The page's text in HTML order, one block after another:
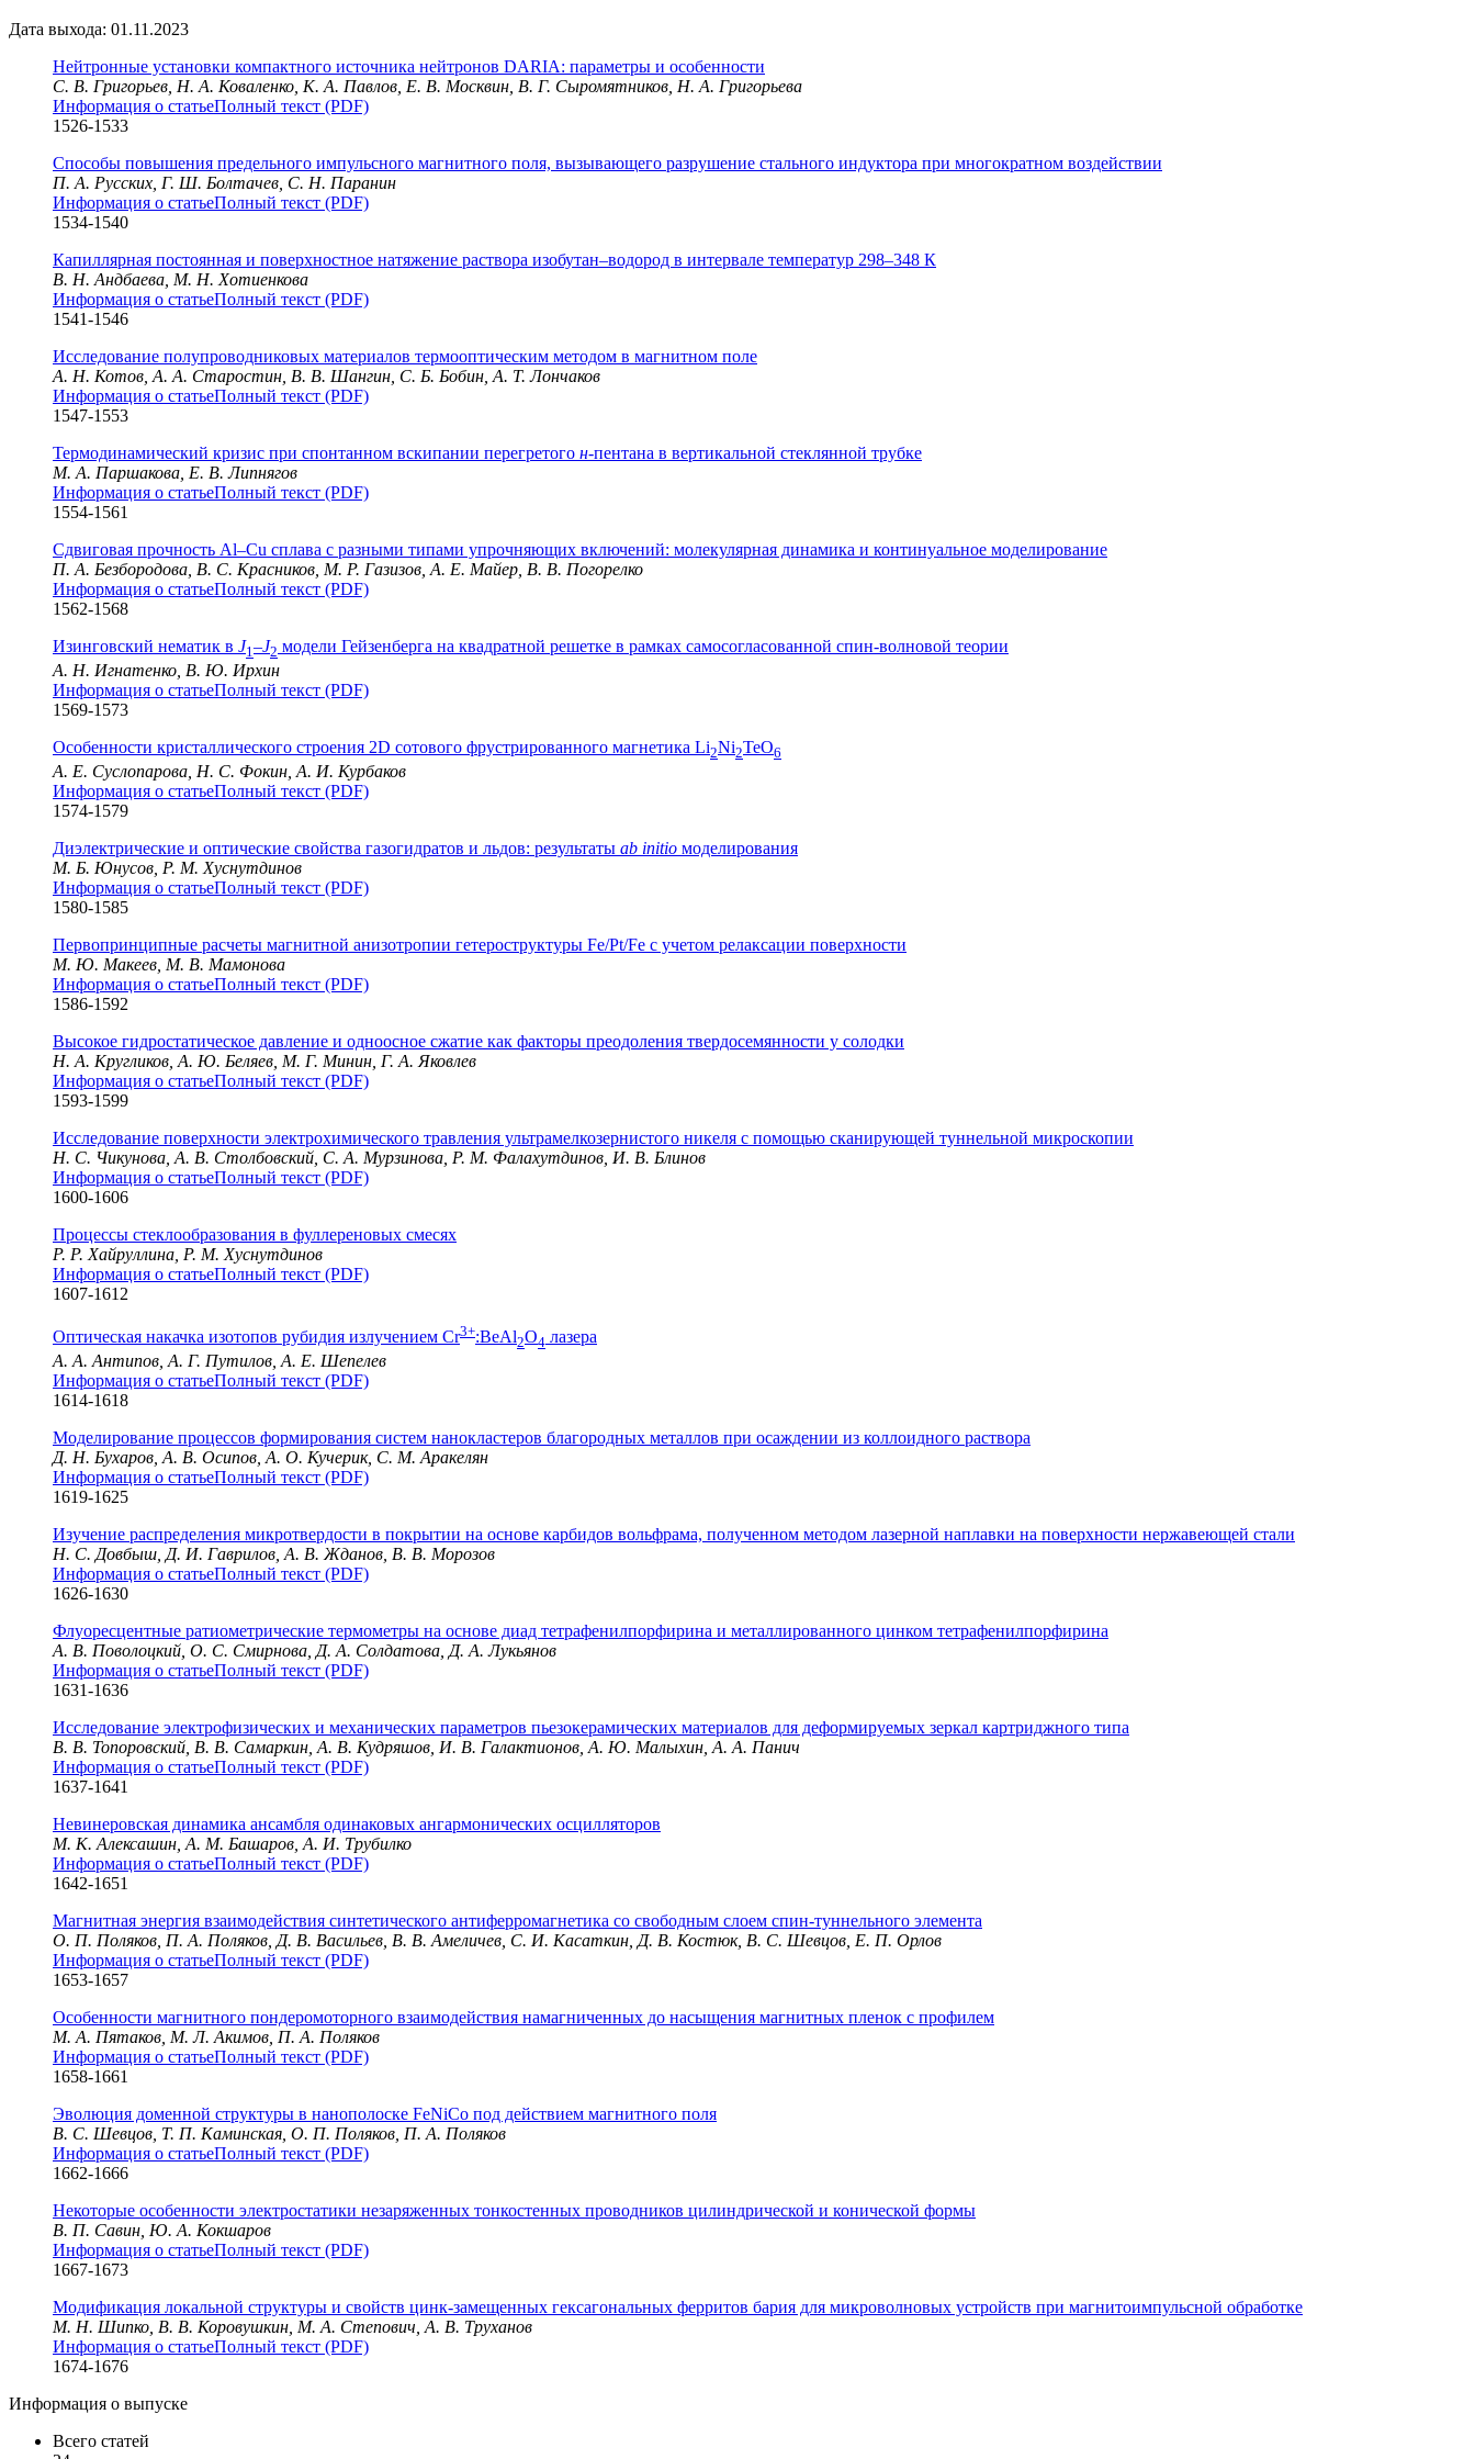
Дата выхода: 01.11.2023
Нейтронные установки компактного источника нейтронов DARIA: параметры и особенности
С. В. Григорьев, Н. А. Коваленко, К. А. Павлов, Е. В. Москвин, В. Г. Сыромятников, Н. А. Григорьева
Информация о статьеПолный текст (PDF)
1526-1533
Способы повышения предельного импульсного магнитного поля, вызывающего разрушение стального индуктора при многократном воздействии
П. А. Русских, Г. Ш. Болтачев, С. Н. Паранин
Информация о статьеПолный текст (PDF)
1534-1540
Капиллярная постоянная и поверхностное натяжение раствора изобутан–водород в интервале температур 298–348 К
В. Н. Андбаева, М. Н. Хотиенкова
Информация о статьеПолный текст (PDF)
1541-1546
Исследование полупроводниковых материалов термооптическим методом в магнитном поле
А. Н. Котов, А. А. Старостин, В. В. Шангин, С. Б. Бобин, А. Т. Лончаков
Информация о статьеПолный текст (PDF)
1547-1553
Термодинамический кризис при спонтанном вскипании перегретого н-пентана в вертикальной стеклянной трубке
М. А. Паршакова, Е. В. Липнягов
Информация о статьеПолный текст (PDF)
1554-1561
Сдвиговая прочность Al–Cu сплава с разными типами упрочняющих включений: молекулярная динамика и континуальное моделирование
П. А. Безбородова, В. С. Красников, М. Р. Газизов, А. Е. Майер, В. В. Погорелко
Информация о статьеПолный текст (PDF)
1562-1568
Изинговский нематик в J1–J2 модели Гейзенберга на квадратной решетке в рамках самосогласованной спин-волновой теории
А. Н. Игнатенко, В. Ю. Ирхин
Информация о статьеПолный текст (PDF)
1569-1573
Особенности кристаллического строения 2D сотового фрустрированного магнетика Li2Ni2TeO6
А. Е. Суслопарова, Н. С. Фокин, А. И. Курбаков
Информация о статьеПолный текст (PDF)
1574-1579
Диэлектрические и оптические свойства газогидратов и льдов: результаты ab initio моделирования
М. Б. Юнусов, Р. М. Хуснутдинов
Информация о статьеПолный текст (PDF)
1580-1585
Первопринципные расчеты магнитной анизотропии гетероструктуры Fe/Pt/Fe с учетом релаксации поверхности
М. Ю. Макеев, М. В. Мамонова
Информация о статьеПолный текст (PDF)
1586-1592
Высокое гидростатическое давление и одноосное сжатие как факторы преодоления твердосемянности у солодки
Н. А. Кругликов, А. Ю. Беляев, М. Г. Минин, Г. А. Яковлев
Информация о статьеПолный текст (PDF)
1593-1599
Исследование поверхности электрохимического травления ультрамелкозернистого никеля с помощью сканирующей туннельной микроскопии
Н. С. Чикунова, А. В. Столбовский, С. А. Мурзинова, Р. М. Фалахутдинов, И. В. Блинов
Информация о статьеПолный текст (PDF)
1600-1606
Процессы стеклообразования в фуллереновых смесях
Р. Р. Хайруллина, Р. М. Хуснутдинов
Информация о статьеПолный текст (PDF)
1607-1612
Оптическая накачка изотопов рубидия излучением Cr3+:BeAl2O4 лазера
А. А. Антипов, А. Г. Путилов, А. Е. Шепелев
Информация о статьеПолный текст (PDF)
1614-1618
Моделирование процессов формирования систем нанокластеров благородных металлов при осаждении из коллоидного раствора
Д. Н. Бухаров, А. В. Осипов, А. О. Кучерик, С. М. Аракелян
Информация о статьеПолный текст (PDF)
1619-1625
Изучение распределения микротвердости в покрытии на основе карбидов вольфрама, полученном методом лазерной наплавки на поверхности нержавеющей стали
Н. С. Довбыш, Д. И. Гаврилов, А. В. Жданов, В. В. Морозов
Информация о статьеПолный текст (PDF)
1626-1630
Флуоресцентные ратиометрические термометры на основе диад тетрафенилпорфирина и металлированного цинком тетрафенилпорфирина
А. В. Поволоцкий, О. С. Смирнова, Д. А. Солдатова, Д. А. Лукьянов
Информация о статьеПолный текст (PDF)
1631-1636
Исследование электрофизических и механических параметров пьезокерамических материалов для деформируемых зеркал картриджного типа
В. В. Топоровский, В. В. Самаркин, А. В. Кудряшов, И. В. Галактионов, А. Ю. Малыхин, А. А. Панич
Информация о статьеПолный текст (PDF)
1637-1641
Невинеровская динамика ансамбля одинаковых ангармонических осцилляторов
М. К. Алексашин, А. М. Башаров, А. И. Трубилко
Информация о статьеПолный текст (PDF)
1642-1651
Магнитная энергия взаимодействия синтетического антиферромагнетика со свободным слоем спин-туннельного элемента
О. П. Поляков, П. А. Поляков, Д. В. Васильев, В. В. Амеличев, С. И. Касаткин, Д. В. Костюк, В. С. Шевцов, Е. П. Орлов
Информация о статьеПолный текст (PDF)
1653-1657
Особенности магнитного пондеромоторного взаимодействия намагниченных до насыщения магнитных пленок с профилем
М. А. Пятаков, М. Л. Акимов, П. А. Поляков
Информация о статьеПолный текст (PDF)
1658-1661
Эволюция доменной структуры в нанополоске FeNiCo под действием магнитного поля
В. С. Шевцов, Т. П. Каминская, О. П. Поляков, П. А. Поляков
Информация о статьеПолный текст (PDF)
1662-1666
Некоторые особенности электростатики незаряженных тонкостенных проводников цилиндрической и конической формы
В. П. Савин, Ю. А. Кокшаров
Информация о статьеПолный текст (PDF)
1667-1673
Модификация локальной структуры и свойств цинк-замещенных гексагональных ферритов бария для микроволновых устройств при магнитоимпульсной обработке
М. Н. Шипко, В. В. Коровушкин, М. А. Степович, А. В. Труханов
Информация о статьеПолный текст (PDF)
1674-1676
Информация о выпуске
Всего статей